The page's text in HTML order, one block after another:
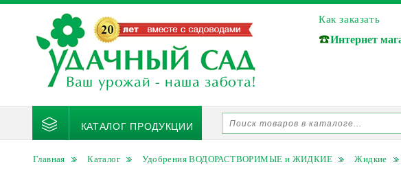
Как заказать
☎️Интернет
КАТАЛОГ ПРОДУКЦИИ
Главная Каталог Удобрения ВОДОРАСТВОРИМЫЕ и ЖИДКИЕ Жидкие